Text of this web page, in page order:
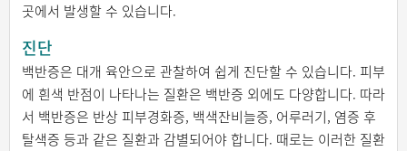
곳에서 발생할 수 있습니다.
진단
백반증은 대개 육안으로 관찰하여 쉽게 진단할 수 있습니다. 피부
에 흰색 반점이 나타나는 질환은 백반증 외에도 다양합니다. 따라
서 백반증은 반상 피부경화증, 백색잔비늘증, 어루러기, 염증 후
탈색증 등과 같은 질환과 감별되어야 합니다. 때로는 이러한 질환